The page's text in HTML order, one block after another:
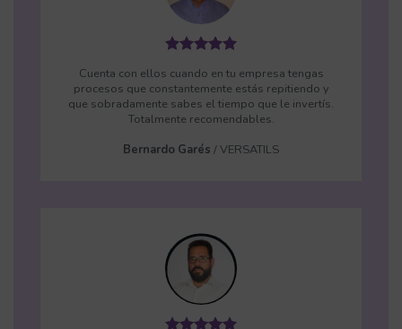
Cuenta con ellos cuando en tu empresa tengas
procesos que constantemente estás repitiendo y
que sobradamente sabes el tiempo que le invertís.
Totalmente recomendables.
Bernardo Garés /VERSATILS